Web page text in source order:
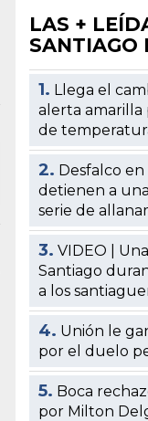
LAS +
SANTIAGO
1. Llega el
alerta amarilla
de
2. Desfalco
detienen a
serie de
3. VIDEO |
Santiago
a los
4. Unión le
por el duelo
5. Boca
por Milton